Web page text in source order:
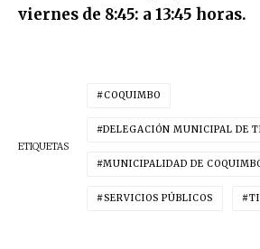
viernes de 8:45: a 13:45 horas.
ETIQUETAS
COQUIMBO
DELEGACIÓN MUNICIPAL DE
MUNICIPALIDAD DE
SERVICIOS PÚBLICOS